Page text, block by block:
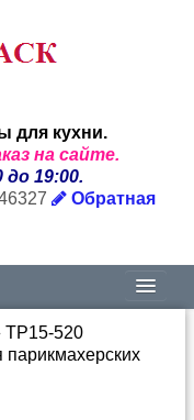
для кухни.
на сайте.
19:00.
Обратная
TP15-520
парикмахерских